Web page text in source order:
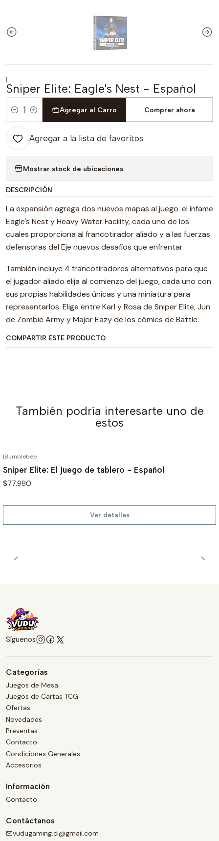
|
Sniper Elite: Eagle's Nest - Español
Cantidad
Agregar al Carro Comprar ahora
Agregar a la lista de favoritos
Mostrar stock de ubicaciones
DESCRIPCIÓN
La expansión agrega dos nuevos mapas al juego: el infame
Eagle's Nest y Heavy Water Facility, cada uno de los
cuales proporciona al francotirador aliado y a las fuerzas
defensoras del Eje nuevos desafíos que enfrentar.
También incluye 4 francotiradores alternativos para que
el jugador aliado elija al comienzo del juego, cada uno con
sus propias habilidades únicas y una miniatura para
representarlos. Elige entre Karl y Rosa de Sniper Elite, Jun
de Zombie Army y Major Eazy de los cómics de Battle.
COMPARTIR ESTE PRODUCTO
También podría interesarte uno de
estos
|Bumblebee
Sniper Elite: El juego de tablero - Español
$77.990
Ver detalles
Síguenos
Categorías
Juegos de Mesa
Juegos de Cartas TCG
Ofertas
Novedades
Preventas
Contacto
Condiciones Generales
Accesorios
Información
Contacto
Contáctanos
vudugaming.cl@gmail.com